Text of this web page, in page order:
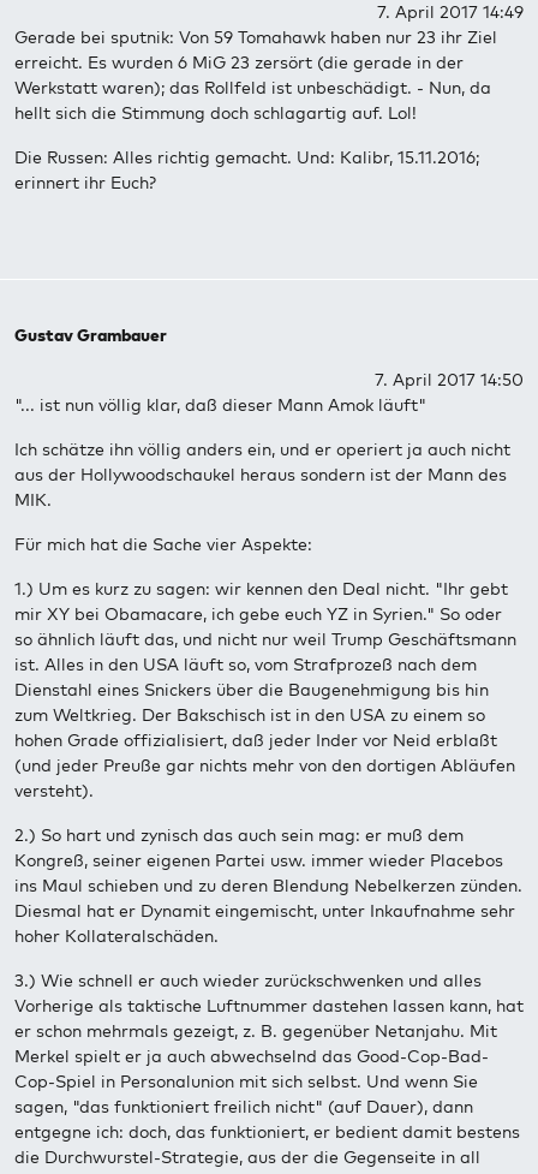
7. April 2017 14:49
Gerade bei sputnik: Von 59 Tomahawk haben nur 23 ihr Ziel
erreicht. Es wurden 6 MiG 23 zersört (die gerade in der
Werkstatt waren); das Rollfeld ist unbeschädigt. - Nun, da
hellt sich die Stimmung doch schlagartig auf. Lol!
Die Russen: Alles richtig gemacht. Und: Kalibr, 15.11.2016;
erinnert ihr Euch?
Gustav Grambauer
7. April 2017 14:50
"... ist nun völlig klar, daß dieser Mann Amok läuft"
Ich schätze ihn völlig anders ein, und er operiert ja auch nicht
aus der Hollywoodschaukel heraus sondern ist der Mann des
MIK.
Für mich hat die Sache vier Aspekte:
1.) Um es kurz zu sagen: wir kennen den Deal nicht. "Ihr gebt
mir XY bei Obamacare, ich gebe euch YZ in Syrien." So oder
so ähnlich läuft das, und nicht nur weil Trump Geschäftsmann
ist. Alles in den USA läuft so, vom Strafprozeß nach dem
Dienstahl eines Snickers über die Baugenehmigung bis hin
zum Weltkrieg. Der Bakschisch ist in den USA zu einem so
hohen Grade offizialisiert, daß jeder Inder vor Neid erblaßt
(und jeder Preuße gar nichts mehr von den dortigen Abläufen
versteht).
2.) So hart und zynisch das auch sein mag: er muß dem
Kongreß, seiner eigenen Partei usw. immer wieder Placebos
ins Maul schieben und zu deren Blendung Nebelkerzen zünden.
Diesmal hat er Dynamit eingemischt, unter Inkaufnahme sehr
hoher Kollateralschäden.
3.) Wie schnell er auch wieder zurückschwenken und alles
Vorherige als taktische Luftnummer dastehen lassen kann, hat
er schon mehrmals gezeigt, z. B. gegenüber Netanjahu. Mit
Merkel spielt er ja auch abwechselnd das Good-Cop-Bad-
Cop-Spiel in Personalunion mit sich selbst. Und wenn Sie
sagen, "das funktioniert freilich nicht" (auf Dauer), dann
entgegne ich: doch, das funktioniert, er bedient damit bestens
die Durchwurstel-Strategie, aus der die Gegenseite in all